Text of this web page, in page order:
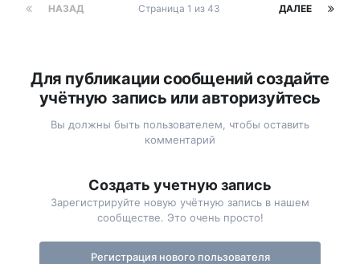
НАЗАД ДАЛЕЕ
Страница 1 из 43
Для публикации сообщений создайте
учётную запись или авторизуйтесь
Вы должны быть пользователем, чтобы оставить
комментарий
Создать учетную запись
Зарегистрируйте новую учётную запись в нашем
сообществе. Это очень просто!
Регистрация нового пользователя